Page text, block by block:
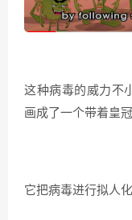
这种病毒的威力不
画成了一个带着皇
它把病毒进行拟人